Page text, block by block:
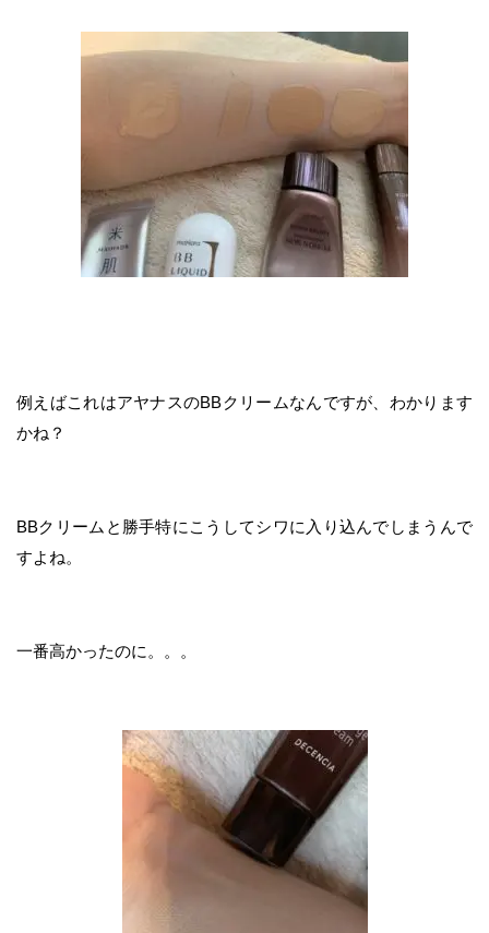
例えばこれはアヤナスのBBクリームなんですが、わかります
かね？
BBクリームと勝手特にこうしてシワに入り込んでしまうんで
すよね。
一番高かったのに。。。